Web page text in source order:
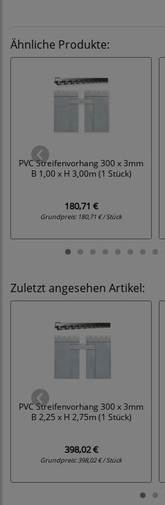
Ähnliche Produkte:
PVC Streifenvorhang 300 x 3mm
B 1,00 x H 3,00m (1 Stück)
180,71 €
Grundpreis: 180,71 € / Stück
Zuletzt angesehen Artikel:
PVC Streifenvorhang 300 x 3mm
B 2,25 x H 2,75m (1 Stück)
398,02 €
Grundpreis:398,02 € / Stück